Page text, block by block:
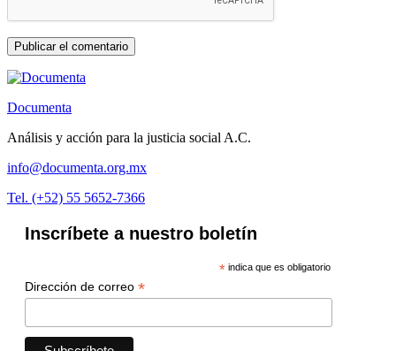
Documenta
Análisis y acción para la justicia social A.C.
info@documenta.org.mx
Tel. (+52) 55 5652-7366
Inscríbete a nuestro boletín
*indica que es obligatorio
Dirección de correo *